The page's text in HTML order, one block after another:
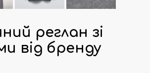
реглан зі
від бренду